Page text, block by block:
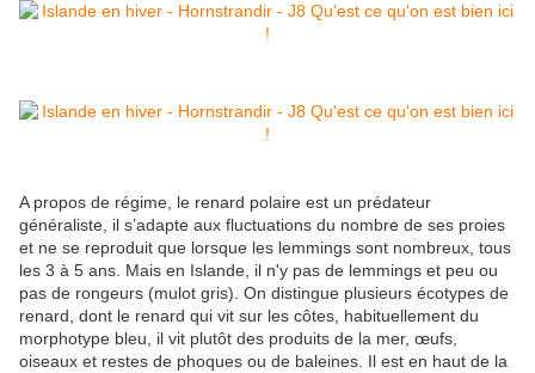
A propos de régime, le renard polaire est un prédateur
généraliste, il s’adapte aux fluctuations du nombre de ses proies
et ne se reproduit que lorsque les lemmings sont nombreux, tous
les 3 à 5 ans. Mais en Islande, il n'y pas de lemmings et peu ou
pas de rongeurs (mulot gris). On distingue plusieurs écotypes de
renard, dont le renard qui vit sur les côtes, habituellement du
morphotype bleu, il vit plutôt des produits de la mer, œufs,
oiseaux et restes de phoques ou de baleines. Il est en haut de la